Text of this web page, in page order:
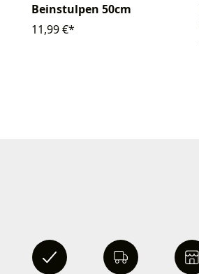
Beinstulpen 50cm
11,99 €*